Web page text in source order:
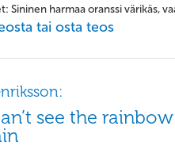
Sininen harmaa oranssi värikäs,
tai osta teos
see the